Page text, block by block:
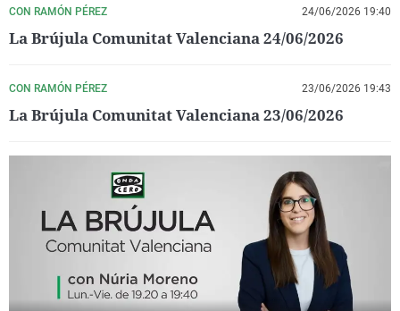
CON RAMÓN PÉREZ 24/06/2026 19:40
La Brújula Comunitat Valenciana 24/06/2026
CON RAMÓN PÉREZ 23/06/2026 19:43
La Brújula Comunitat Valenciana 23/06/2026